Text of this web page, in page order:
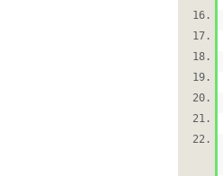
16.
17.
18.
19.
20.
21.
22.